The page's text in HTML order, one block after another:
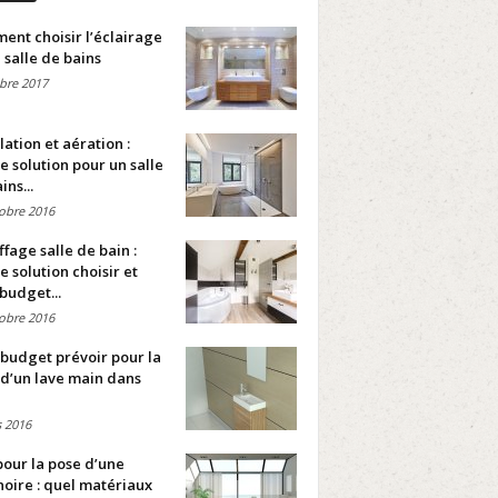
choisir l’éclairage
salle de bains
2017
et aération :
solution pour un salle
2016
salle de bain :
solution choisir et
2016
prévoir pour la
lave main dans
2016
la pose d’une
: quel matériaux